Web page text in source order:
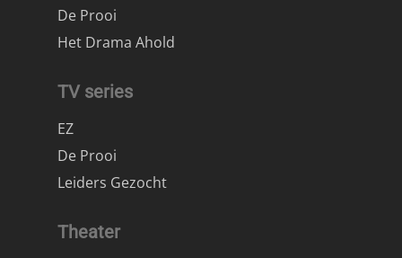
De Prooi
Het Drama Ahold
TV series
EZ
De Prooi
Leiders Gezocht
Theater